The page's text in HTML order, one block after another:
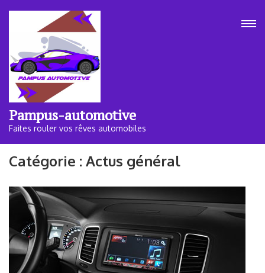
(Pressez
Entrée)
Pampus-automotive
Faites rouler vos rêves automobiles
Catégorie : Actus général